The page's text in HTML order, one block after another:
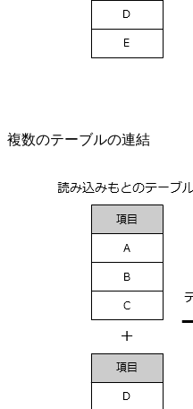
複数のテーブルの連結